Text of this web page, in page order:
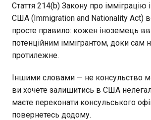
Стаття 214(b) Закону про імміграцію
США (Immigration and Nationality Act)
просте правило: кожен іноземець
потенційним іммігрантом, доки сам
протилежне.
Іншими словами — не консульство
ви хочете залишитись в США
маєте переконати консульського
повернетесь додому.